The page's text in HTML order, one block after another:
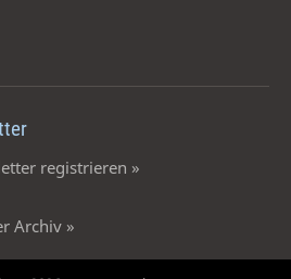
registrieren »
Archiv »